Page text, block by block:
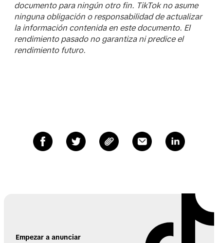
documento para ningún otro fin. TikTok no asume
ninguna obligación o responsabilidad de actualizar
la información contenida en este documento. El
rendimiento pasado no garantiza ni predice el
rendimiento futuro.
Empezar a anunciar